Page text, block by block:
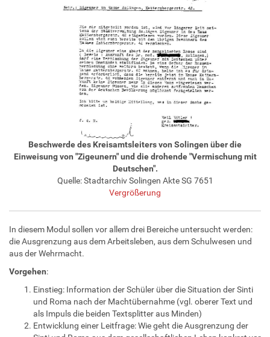
Beschwerde des Kreisamtsleiters von Solingen über die
Einweisung von "Zigeunern" und die drohende "Vermischung mit
Deutschen".
Quelle: Stadtarchiv Solingen Akte SG 7651
Vergrößerung
In diesem Modul sollen vor allem drei Bereiche untersucht werden:
die Ausgrenzung aus dem Arbeitsleben, aus dem Schulwesen und
aus der Wehrmacht.
Vorgehen:
Einstieg: Information der Schüler über die Situation der Sinti
und Roma nach der Machtübernahme (vgl. oberer Text und
als Impuls die beiden Textsplitter aus Minden)
Entwicklung einer Leitfrage: Wie geht die Ausgrenzung der